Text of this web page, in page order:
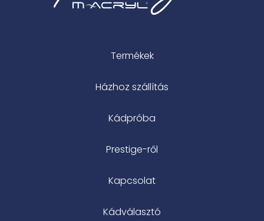
Termékek
Házhoz szállítás
Kádpróba
Prestige-ről
Kapcsolat
Kádválasztó